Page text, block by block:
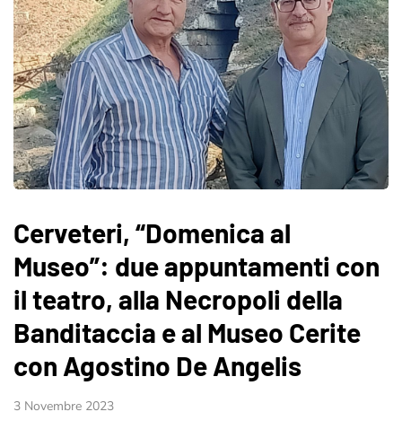
Cerveteri, “Domenica al
Museo”: due appuntamenti con
il teatro, alla Necropoli della
Banditaccia e al Museo Cerite
con Agostino De Angelis
3 Novembre 2023